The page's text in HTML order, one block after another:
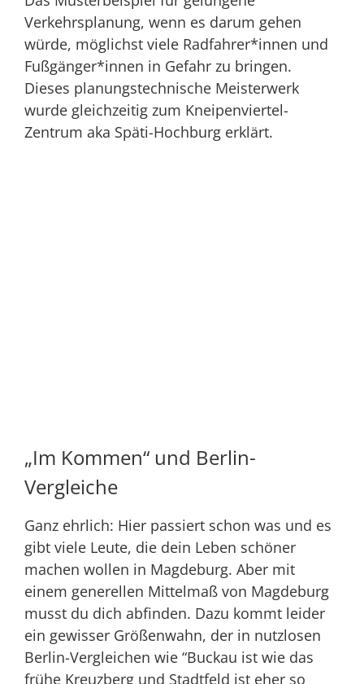
Verkehrsplanung, wenn es darum gehen
würde, möglichst viele Radfahrer*innen und
Fußgänger*innen in Gefahr zu bringen.
Dieses planungstechnische Meisterwerk
wurde gleichzeitig zum Kneipenviertel-
Zentrum aka Späti-Hochburg erklärt.
„Im Kommen“ und Berlin-
Vergleiche
Ganz ehrlich: Hier passiert schon was und es
gibt viele Leute, die dein Leben schöner
machen wollen in Magdeburg. Aber mit
einem generellen Mittelmaß von Magdeburg
musst du dich abfinden. Dazu kommt leider
ein gewisser Größenwahn, der in nutzlosen
Berlin-Vergleichen wie “Buckau ist wie das
frühe Kreuzberg und Stadtfeld ist eher so